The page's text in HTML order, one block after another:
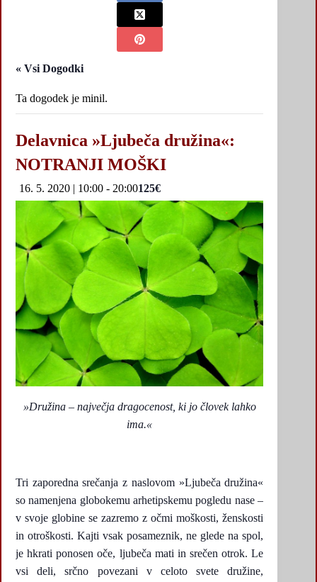
« Vsi Dogodki
Ta dogodek je minil.
Delavnica »Ljubeča družina«:
NOTRANJI MOŠKI
16. 5. 2020 | 10:00 - 20:00125€
»Družina – največja dragocenost, ki jo človek lahko
ima.«
Tri zaporedna srečanja z naslovom »Ljubeča družina«
so namenjena globokemu arhetipskemu pogledu nase –
v svoje globine se zazremo z očmi moškosti, ženskosti
in otroškosti. Kajti vsak posameznik, ne glede na spol,
je hkrati ponosen oče, ljubeča mati in srečen otrok. Le
vsi deli, srčno povezani v celoto svete družine,